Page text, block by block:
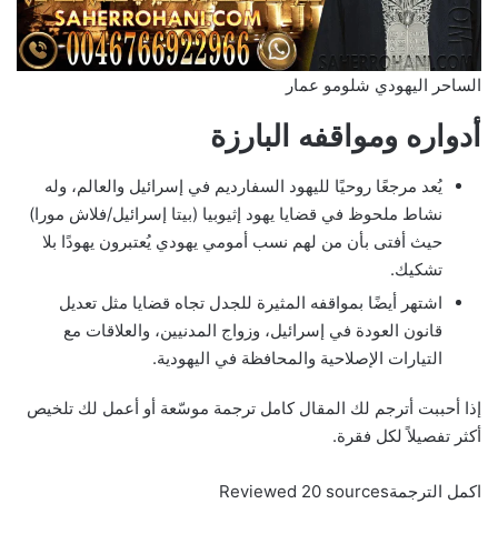
الساحر اليهودي شلومو عمار
أدواره ومواقفه البارزة
يُعد مرجعًا روحيًا لليهود السفارديم في إسرائيل والعالم، وله
نشاط ملحوظ في قضايا يهود إثيوبيا (بيتا إسرائيل/فلاش مورا)
حيث أفتى بأن من لهم نسب أمومي يهودي يُعتبرون يهودًا بلا
تشكيك.
اشتهر أيضًا بمواقفه المثيرة للجدل تجاه قضايا مثل تعديل
قانون العودة في إسرائيل، وزواج المدنيين، والعلاقات مع
التيارات الإصلاحية والمحافظة في اليهودية.
إذا أحببت أترجم لك المقال كامل ترجمة موسّعة أو أعمل لك تلخيص
أكثر تفصيلاً لكل فقرة.
اكمل الترجمةReviewed 20 sources